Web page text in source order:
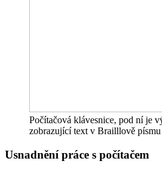
Počítačová klávesnice, pod ní je
zobrazující text v Brailllově písmu
Usnadnění práce s počítačem